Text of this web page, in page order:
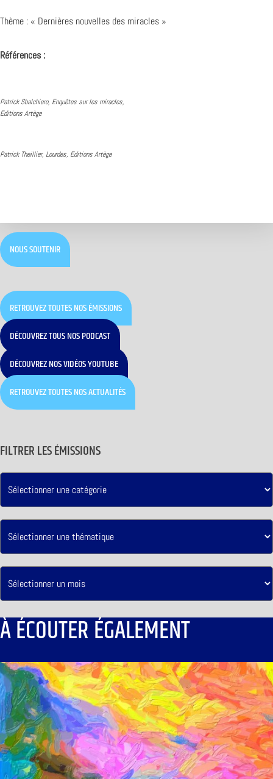
Thème : « Dernières nouvelles des miracles »
Références :
Patrick Sbalchiero, Enquêtes sur les miracles,
Editions Artège
Patrick Theillier, Lourdes, Editions Artège
NOUS SOUTENIR
RETROUVEZ TOUTES NOS ÉMISSIONS
DÉCOUVREZ TOUS NOS PODCAST
DÉCOUVREZ NOS VIDÉOS YOUTUBE
RETROUVEZ TOUTES NOS ACTUALITÉS
FILTRER LES ÉMISSIONS
À ÉCOUTER ÉGALEMENT